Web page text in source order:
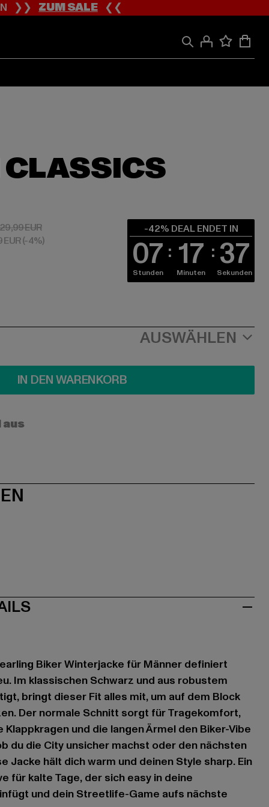
❯❯ZUM SALE❮❮
EUR
EURAktionspreis: 129,99 EUR
(-4%)
-42% DEAL ENDET IN
07
Stunden 17
Minuten 37
Sekunden
AUSWÄHLEN
IN DEN WARENKORB
Biker Winterjacke für Männer definiert
Im klassischen Schwarz und aus robustem
bringt dieser Fit alles mit, um auf dem Block
Der normale Schnitt sorgt für Tragekomfort,
und die langen Ärmel den Biker-Vibe
du die City unsicher machst oder den nächsten
Jacke hält dich warm und deinen Style sharp. Ein
für kalte Tage, der sich easy in deine
und dein Streetlife-Game aufs nächste